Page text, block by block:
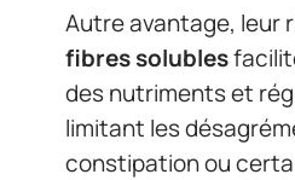
Autre avantage, leur
fibres solubles
des nutriments et
limitant les
constipation ou